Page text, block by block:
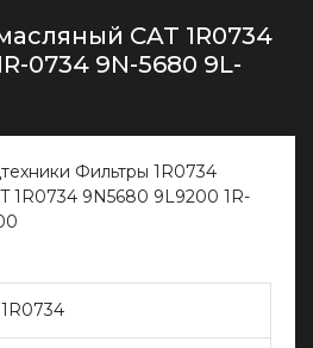
CAT 1R0734
0734 9N-5680 9L-
1R0734